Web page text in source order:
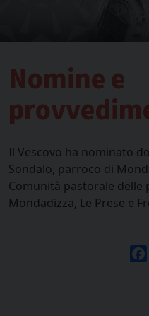
Nomine e
Il Vescovo ha nominato
Sondalo, parroco di
Comunità pastorale delle
Mondadizza, Le Prese e